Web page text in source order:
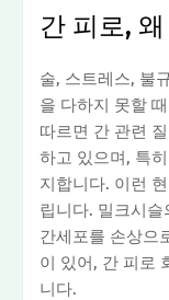
간 피로,
술, 스트레스, 불
을 다하지 못할
따르면 간 관련
하고 있으며, 특
지합니다. 이런
립니다. 밀크시
간세포를 손상으
이 있어, 간 피로
니다.